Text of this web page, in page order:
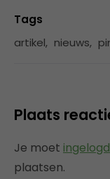
Tags
artikel, nieuws,
Plaats
Je moet
plaatsen.